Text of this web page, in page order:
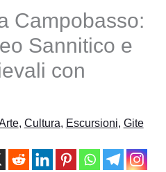
Campobasso:
Sannitico e
con
, Cultura, Escursioni, Gite